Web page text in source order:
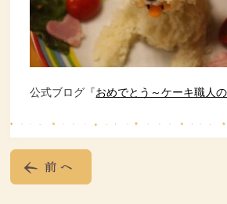
公式ブログ『おめでとう～ケーキ職人